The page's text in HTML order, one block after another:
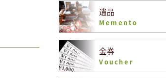
遺品
Memento
金券
Voucher